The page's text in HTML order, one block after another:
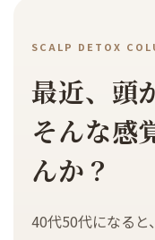
SCALP DETOX
最近、頭
そんな感
んか？
40代50代になる